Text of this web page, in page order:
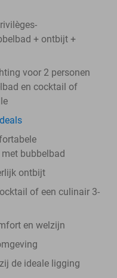
+ ontbijt +
voor 2 personen
en cocktail of
bubbelbad
ontbijt
of een culinair 3-
en welzijn
de ideale ligging